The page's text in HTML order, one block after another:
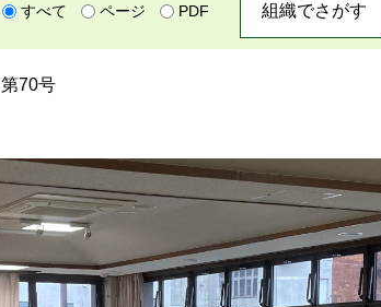
すべて ページ PDF 組織でさがす
70号